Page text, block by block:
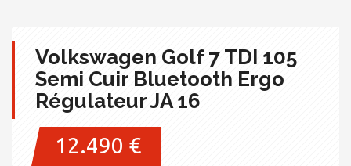
Volkswagen Golf 7 TDI 105
Semi Cuir Bluetooth Ergo
Régulateur JA 16
12.490 €